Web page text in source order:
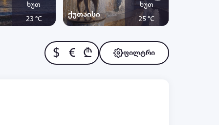
ხუთ
23 °C
ქუთაისი
ხუთ
25 °C
$ € ₾ ფილტრი